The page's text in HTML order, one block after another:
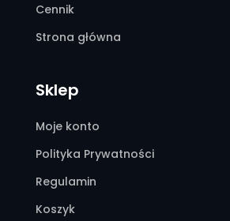
Cennik
Strona główna
Sklep
Moje konto
Polityka Prywatności
Regulamin
Koszyk